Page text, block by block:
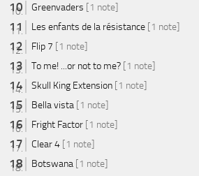
Greenvaders [1 note]
Les enfants de la résistance [1 note]
Flip 7 [1 note]
To me! ...or not to me? [1 note]
Skull King Extension [1 note]
Bella vista [1 note]
Fright Factor [1 note]
Clear 4 [1 note]
Botswana [1 note]